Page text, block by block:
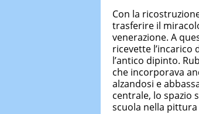
Con la
trasferire il
venerazione. A
ricevette l’incarico
l’antico dipinto.
che incorporava
alzandosi e
centrale, lo spazio
scuola nella pittura